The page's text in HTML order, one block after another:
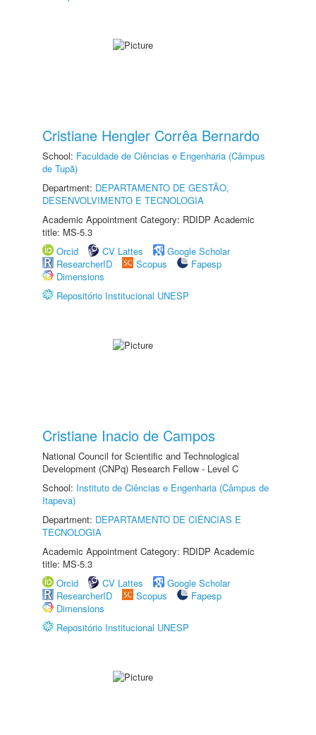
Cristiane Hengler Corrêa Bernardo
School: Faculdade de Ciências e Engenharia (Câmpus
de Tupã)
Department: DEPARTAMENTO DE GESTÃO,
DESENVOLVIMENTO E TECNOLOGIA
Academic Appointment Category: RDIDP Academic
title: MS-5.3
Orcid
CV Lattes
Google Scholar
ResearcherID
Scopus
Fapesp
Dimensions
Repositório Institucional UNESP
Cristiane Inacio de Campos
National Council for Scientific and Technological
Development (CNPq) Research Fellow - Level C
School: Instituto de Ciências e Engenharia (Câmpus de
Itapeva)
Department: DEPARTAMENTO DE CIÊNCIAS E
TECNOLOGIA
Academic Appointment Category: RDIDP Academic
title: MS-5.3
Orcid
CV Lattes
Google Scholar
ResearcherID
Scopus
Fapesp
Dimensions
Repositório Institucional UNESP